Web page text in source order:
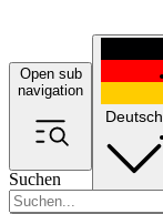
Open sub
navigation
Suchen
Deutsch